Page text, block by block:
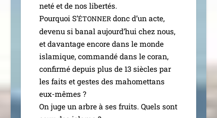
ne­té et de nos liber­tés.
Pourquoi S’ÉTONNERdonc d’un acte,
deve­nu si banal aujourd’­hui chez nous,
et davan­tage encore dans le monde
isla­mique, com­man­dé dans le coran,
confir­mé depuis plus de 13 siècles par
les faits et gestes des maho­met­tans
eux-mêmes ?
On juge un arbre à ses fruits. Quels sont